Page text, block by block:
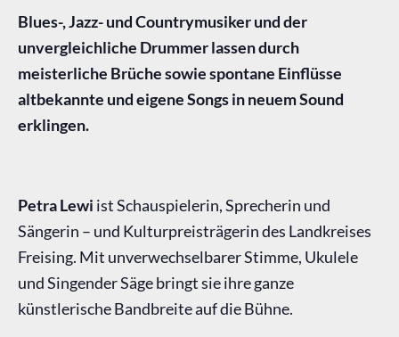
Blues-, Jazz- und Countrymusiker und der
unvergleichliche Drummer lassen durch
meisterliche Brüche sowie spontane Einflüsse
altbekannte und eigene Songs in neuem Sound
erklingen.
Petra Lewi ist Schauspielerin, Sprecherin und
Sängerin – und Kulturpreisträgerin des Landkreises
Freising. Mit unverwechselbarer Stimme, Ukulele
und Singender Säge bringt sie ihre ganze
künstlerische Bandbreite auf die Bühne.